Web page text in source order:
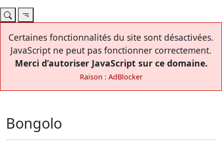
Certaines fonctionnalités du site sont désactivées.
JavaScript ne peut pas fonctionner correctement.
Merci d’autoriser JavaScript sur ce domaine.
Raison : AdBlocker
Bongolo